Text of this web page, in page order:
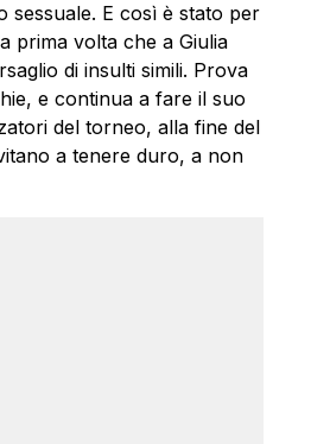
sessuale. E così è stato per
prima volta che a Giulia
di insulti simili. Prova
e continua a fare il suo
del torneo, alla fine del
a tenere duro, a non